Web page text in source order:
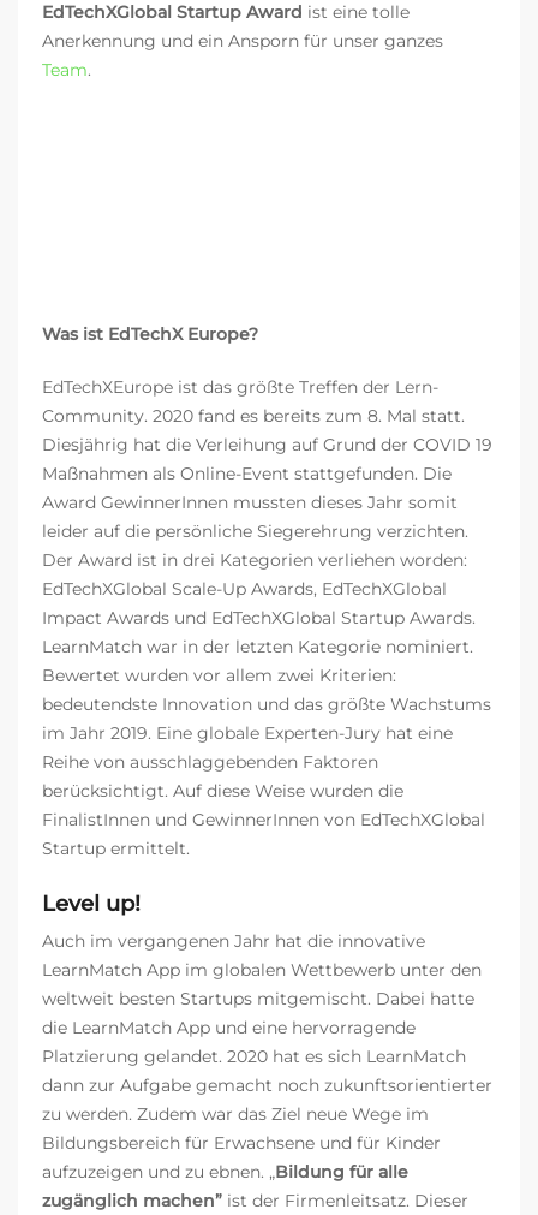
EdTechXGlobal Startup Award ist eine tolle
Anerkennung und ein Ansporn für unser ganzes
Team.
Was ist EdTechX Europe?
EdTechXEurope ist das größte Treffen der Lern-
Community. 2020 fand es bereits zum 8. Mal statt.
Diesjährig hat die Verleihung auf Grund der COVID 19
Maßnahmen als Online-Event stattgefunden. Die
Award GewinnerInnen mussten dieses Jahr somit
leider auf die persönliche Siegerehrung verzichten.
Der Award ist in drei Kategorien verliehen worden:
EdTechXGlobal Scale-Up Awards, EdTechXGlobal
Impact Awards und EdTechXGlobal Startup Awards.
LearnMatch war in der letzten Kategorie nominiert.
Bewertet wurden vor allem zwei Kriterien:
bedeutendste Innovation und das größte Wachstums
im Jahr 2019. Eine globale Experten-Jury hat eine
Reihe von ausschlaggebenden Faktoren
berücksichtigt. Auf diese Weise wurden die
FinalistInnen und GewinnerInnen von EdTechXGlobal
Startup ermittelt.
Level up!
Auch im vergangenen Jahr hat die innovative
LearnMatch App im globalen Wettbewerb unter den
weltweit besten Startups mitgemischt. Dabei hatte
die LearnMatch App und eine hervorragende
Platzierung gelandet. 2020 hat es sich LearnMatch
dann zur Aufgabe gemacht noch zukunftsorientierter
zu werden. Zudem war das Ziel neue Wege im
Bildungsbereich für Erwachsene und für Kinder
aufzuzeigen und zu ebnen. „Bildung für alle
zugänglich machen” ist der Firmenleitsatz. Dieser